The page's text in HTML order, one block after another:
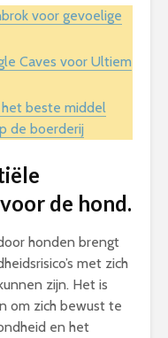
voor gevoelige
Caves voor Ultiem
beste middel
de boerderij
de hond.
honden brengt
met zich
zijn. Het is
om zich bewust te
en het